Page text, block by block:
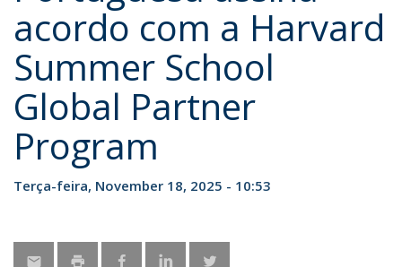
acordo com a Harvard
Summer School
Global Partner
Program
Terça-feira, November 18, 2025 - 10:53